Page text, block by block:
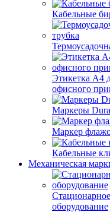
Кабельные
Этикетка А4
офисного
Маркеры
Маркер
Кабельные
Механическая
Стационарное
оборудование